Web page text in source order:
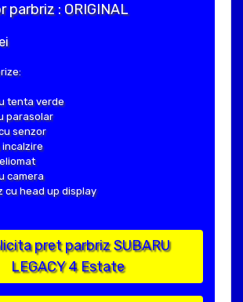
parbriz : ORIGINAL
tenta verde
parasolar
senzor
incalzire
camera
cu head up display
pret parbriz SUBARU
LEGACY 4 Estate